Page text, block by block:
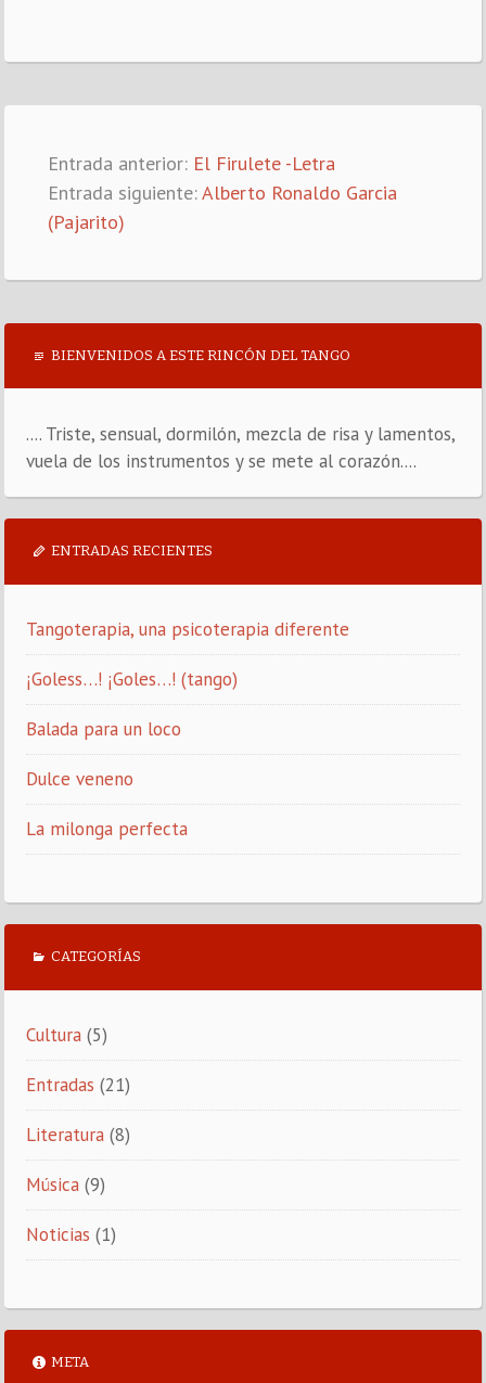
Entrada anterior: El Firulete -Letra
Entrada siguiente:Alberto Ronaldo Garcia
(Pajarito)
BIENVENIDOS A ESTE RINCÓN DEL TANGO
.... Triste, sensual, dormilón, mezcla de risa y lamentos,
vuela de los instrumentos y se mete al corazón....
ENTRADAS RECIENTES
Tangoterapia, una psicoterapia diferente
¡Goless…! ¡Goles…! (tango)
Balada para un loco
Dulce veneno
La milonga perfecta
CATEGORÍAS
Cultura (5)
Entradas (21)
Literatura (8)
Música (9)
Noticias (1)
META